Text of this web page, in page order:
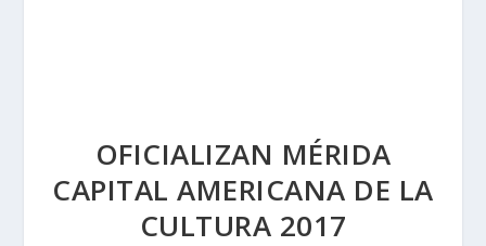
OFICIALIZAN MÉRIDA
CAPITAL AMERICANA DE LA
CULTURA 2017